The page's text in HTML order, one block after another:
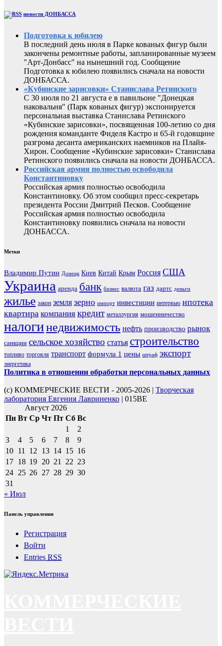
новости ДОНБАССА
Подготовка к юбилею
В последний день июля в Парке кованых фигур были
закончены ремонтные работы, запланированные музеем
"Арт-Донбасс" на нынешний год. Сообщение
Подготовка к юбилею появились сначала на новости
ДОНБАССА.
«Кубинские зарисовки» Станислава Ретинского
С 30 июля по 21 августа е в павильоне "Донецкая
наковальня" (Парк кованых фигур) экспонируется
персональная выставка Станислава Ретинского
«Кубинские зарисовки», посвященная 100-летию со дня
рождения команданте Фиделя Кастро и 65-й годовщине
разгрома десанта американских наемников на Плайя-
Хирон. Сообщение «Кубинские зарисовки» Станислава
Ретинского появились сначала на новости ДОНБАССА.
Российская армия полностью освободила
Константиновку
Российская армия полностью освободила
Константиновку. Об этом сообщил пресс-секретарь
президента России Дмитрий Песков. Сообщение
Российская армия полностью освободила
Константиновку появились сначала на новости
ДОНБАССА.
Метки
Владимир Путин Донецк Киев Китай Крым Россия США
Украина аренда банк бизнес валюта газ дартс деньги
жилье закон земля зерно импорт инвестиции интервью ипотека
квартира компания кредит металлургия мошенничество
налогинедвижимость нефть производство рынок
санкции сельское хозяйство статья строительство
топливо торговля транспорт формула 1 цены штраф экспорт
энергетика
Политика в отношении обработки персональных данных
(с) КОММЕРЧЕСКИЕ ВЕСТИ - 2005-2026 | Творческая
лаборатория Евгения Лавриненко | 015BE
Август 2026
Пн Вт Ср Чт Пт Сб Вс
1
2
3
4 5 6 7 8
9
10 11 12 13 14 15 16
17 18 19 20 21 22 23
24 25 26 27 28 29 30
31
« Июл
Панель управления
Регистрация
Войти
Entries RSS